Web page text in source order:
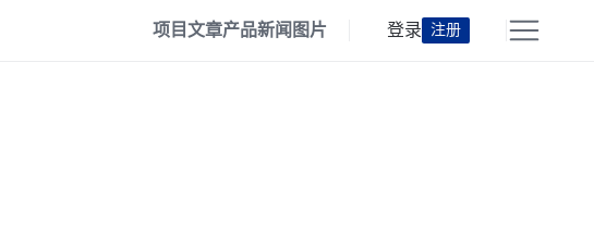
项目文章产品新闻 图片 登录 注册